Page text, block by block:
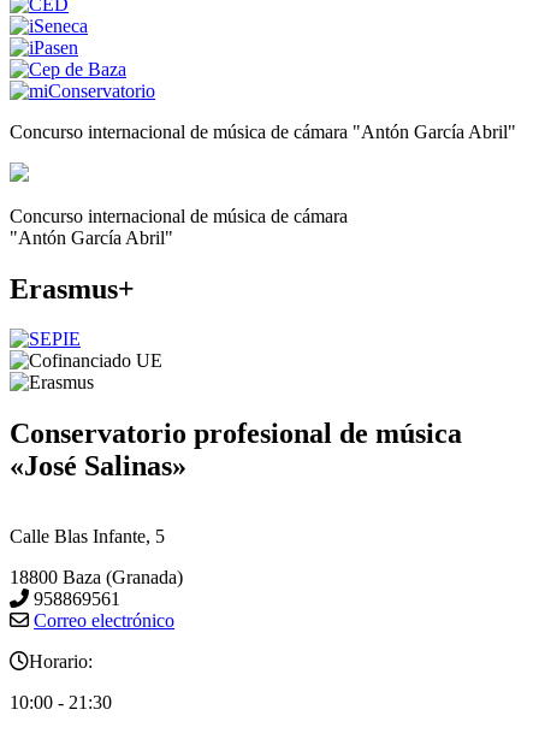
Concurso internacional de música de cámara "Antón García Abril"
Concurso internacional de música de cámara
"Antón García Abril"
Erasmus+
Conservatorio profesional de música
«José Salinas»
Calle Blas Infante, 5
18800 Baza (Granada)
958869561
Correo electrónico
Horario:
10:00 - 21:30